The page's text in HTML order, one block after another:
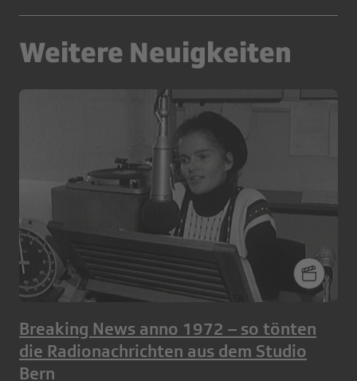
Weitere Neuigkeiten
Breaking News anno 1972 – so tönten
die Radionachrichten aus dem Studio
Bern